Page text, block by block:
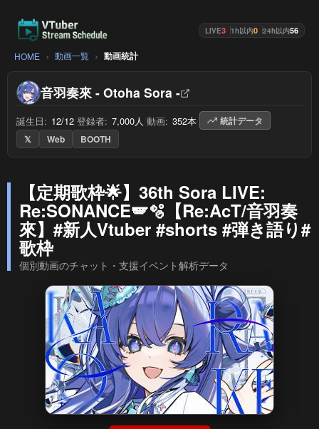
LIVE3 1h以内0 24h以内56
HOME 動画一覧 動画統計
音羽奏來 - Otoha Sora -
誕生日: 12/12 登録者: 7,000人 動画: 352本
統計データ
𝕏
Web BOOTH
【定期歌枠🌟】36th Sora LIVE:
Re:SONANCE🪽🫧【Re:AcT/音羽奏
來】#新人Vtuber #shorts #弾き語り#
歌枠
個別動画のチャット・支援イベント解析データ